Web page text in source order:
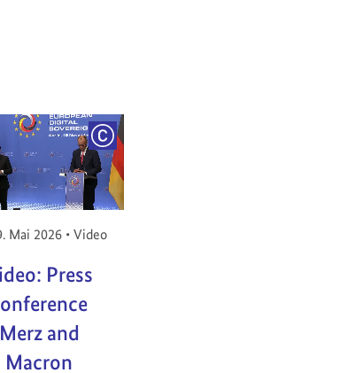
COPYRIGHT
am:
Mai 2026 • Video
Press
Merz and
Macron